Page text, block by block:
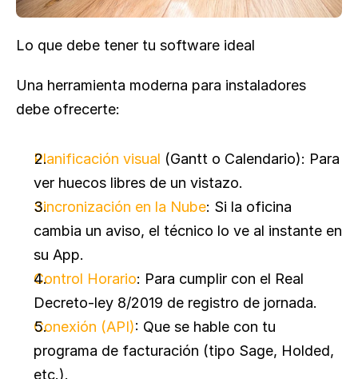
Lo que debe tener tu software ideal
Una herramienta moderna para instaladores
debe ofrecerte:
Planificación visual (Gantt o Calendario): Para
ver huecos libres de un vistazo.
Sincronización en la Nube: Si la oficina
cambia un aviso, el técnico lo ve al instante en
su App.
Control Horario: Para cumplir con el Real
Decreto-ley 8/2019 de registro de jornada.
Conexión (API): Que se hable con tu
programa de facturación (tipo Sage, Holded,
etc.).